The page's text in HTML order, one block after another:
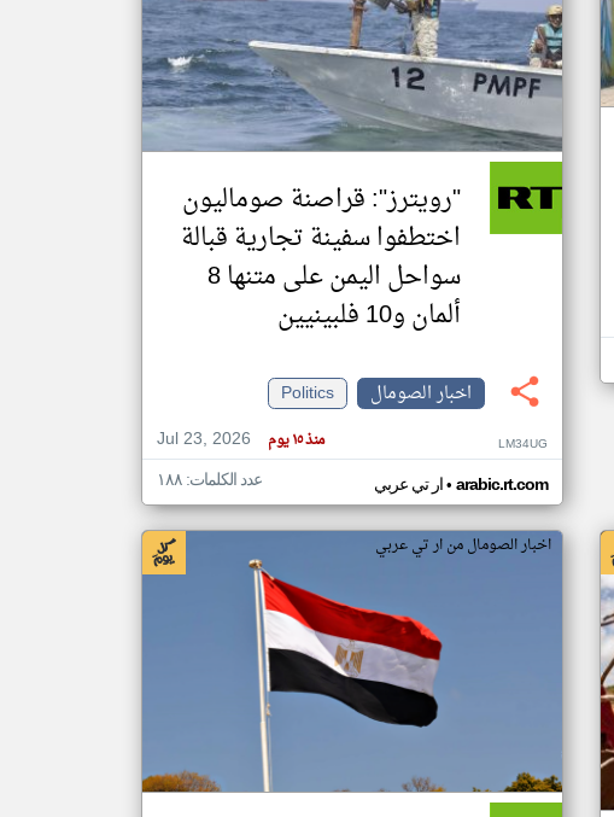
تغيير الدولة
مصادر الأخبار من الصومال
اخبار الصومال على مدار الساعة
أهم اخبار الصومال العاجلة والمباشرة
"رويترز": قراصنة صوماليون
اختطفوا سفينة تجارية قبالة
سواحل اليمن على متنها 8
ألمان و10 فلبينيين
اخبار الصومال
Politics
Jul 23, 2026
منذ ١٥ يوم LM34UG
ار تي عربي• arabic.rt.com عدد الكلمات: ١٨٨
اخبار الصومال من ار تي عربي
klyoum.com